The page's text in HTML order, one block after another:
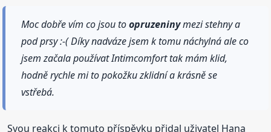
Moc dobře vím co jsou toopruzeninymezi stehny a
pod prsy :-( Díky nadváze jsem k tomu náchylná ale co
jsem začala používat Intimcomfort tak mám klid,
hodně rychle mi to pokožku zklidní a krásně se
vstřebá.
Svou reakci k tomuto příspěvku přidal uživatel Hana